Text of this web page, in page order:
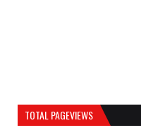
TOTAL PAGEVIEWS